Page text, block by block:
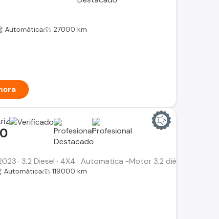
Automática 27000 km
· 3.2 Diesel · 4X4 · Automatica -Motor 3.2 diésel -
Automática 119000 km